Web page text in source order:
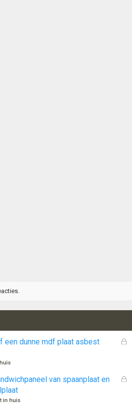
G
o
een dunne mdf plaat asbest
G
van spaanplaat en
in huis